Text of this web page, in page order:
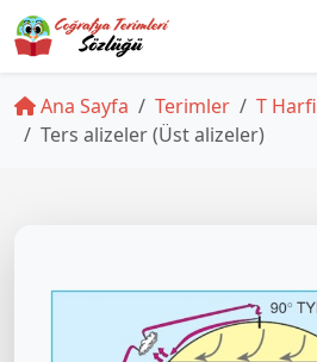
Ana Sayfa Terimler
T Harfi
Ters alizeler (Üst alizeler)